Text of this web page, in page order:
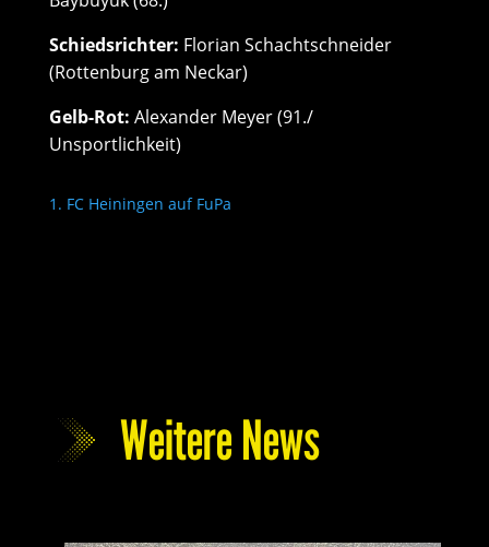
Schiedsrichter: Florian Schachtschneider
(Rottenburg am Neckar)
Gelb-Rot: Alexander Meyer (91./
Unsportlichkeit)
1. FC Heiningen auf FuPa
Weitere News